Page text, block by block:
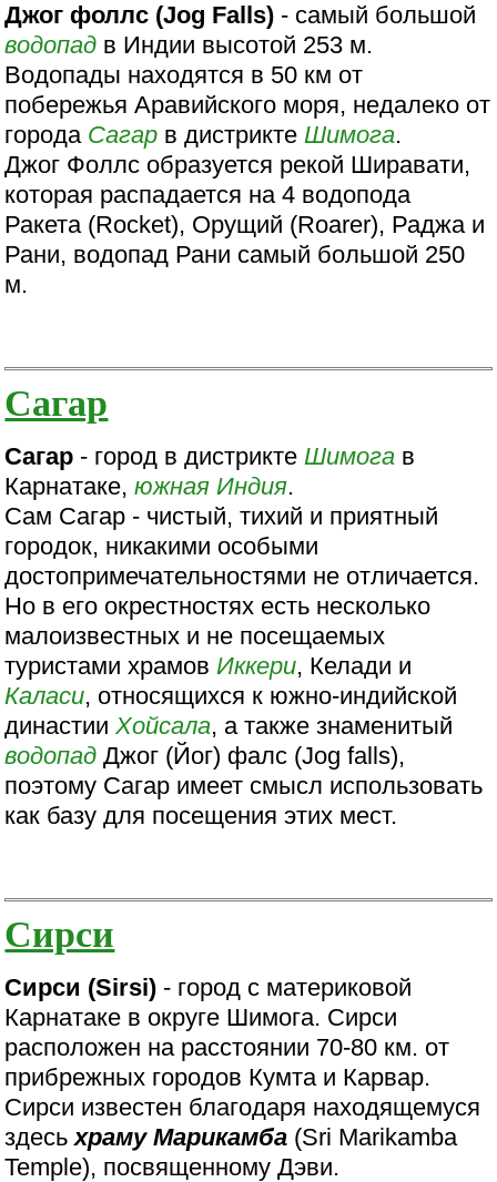
Джог фоллс (Jog Falls) - самый большой
водопад в Индии высотой 253 м.
Водопады находятся в 50 км от
побережья Аравийского моря, недалеко от
города Сагар в дистриктеШимога.
Джог Фоллс образуется рекой Ширавати,
которая распадается на 4 водопода
Ракета (Rocket), Орущий (Roarer), Раджа и
Рани, водопад Рани самый большой 250
м.
Сагар
Сагар - город в дистриктеШимога в
Карнатаке,южная Индия.
Сам Сагар - чистый, тихий и приятный
городок, никакими особыми
достопримечательностями не отличается.
Но в его окрестностях есть несколько
малоизвестных и не посещаемых
туристами храмовИккери, Келади и
Каласи, относящихся к южно-индийской
династииХойсала, а также знаменитый
водопад Джог (Йог) фалс (Jog falls),
поэтому Сагар имеет смысл использовать
как базу для посещения этих мест.
Сирси
Сирси (Sirsi) - город с материковой
Карнатаке в округе Шимога. Сирси
расположен на расстоянии 70-80 км. от
прибрежных городов Кумта и Карвар.
Сирси известен благодаря находящемуся
здесьхраму Марикамба (Sri Marikamba
Temple), посвященному Дэви.